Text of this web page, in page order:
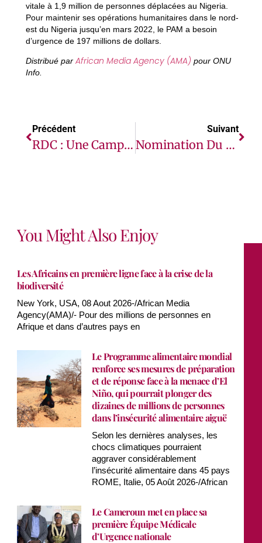
vitale à 1,9 million de personnes déplacées au Nigeria.
Pour maintenir ses opérations humanitaires dans le nord-
est du Nigeria jusqu’en mars 2022, le PAM a besoin
d’urgence de 197 millions de dollars.
Distribué par African Media Agency (AMA) pour ONU
Info.
Précédent
RDC : Une Campagne De Vaccination Contre Le Virus Ebola Commence Au Nord-Kivu
Suivant
Nomination Du Dr. Rashid Mbaziira Au Poste De Secrétaire Exécutif De L’AMCOW
You Might Also Enjoy
Les Africains en première ligne face à la crise de la
biodiversité
New York, USA, 08 Aout 2026-/African Media
Agency(AMA)/- Pour des millions de personnes en
Afrique et dans d’autres pays en
Le Programme alimentaire mondial
renforce ses mesures de préparation
et de réponse face à la menace d’El
Niño, qui pourrait plonger des
dizaines de millions de personnes
dans l’insécurité alimentaire aiguë
Selon les dernières analyses, les
chocs climatiques pourraient
aggraver considérablement
l’insécurité alimentaire dans 45 pays
ROME, Italie, 05 Août 2026-/African
Le Cameroun met en place sa
première Équipe Médicale
d’Urgence nationale